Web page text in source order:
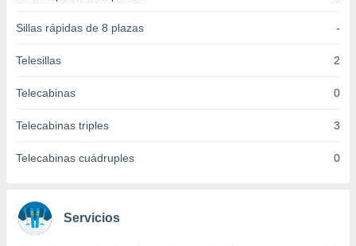
en
a lo que
su
en
en
Sillas rápidas de 8 plazas -
Telesillas 2
Telecabinas 0
Telecabinas triples 3
Telecabinas cuádruples 0
Servicios